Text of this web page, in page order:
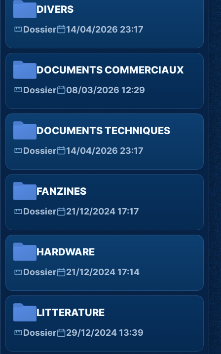
DIVERS
Dossier 14/04/2026 23:17
DOCUMENTS COMMERCIAUX
Dossier 08/03/2026 12:29
DOCUMENTS TECHNIQUES
Dossier 14/04/2026 23:17
FANZINES
Dossier 21/12/2024 17:17
HARDWARE
Dossier 21/12/2024 17:14
LITTERATURE
Dossier 29/12/2024 13:39